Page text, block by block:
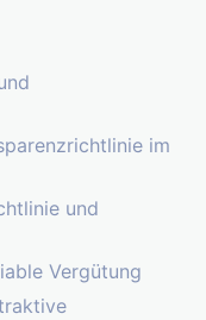
im
und
Vergütung